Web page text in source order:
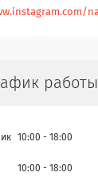
работы
10:00 18:00
10:00 18:00